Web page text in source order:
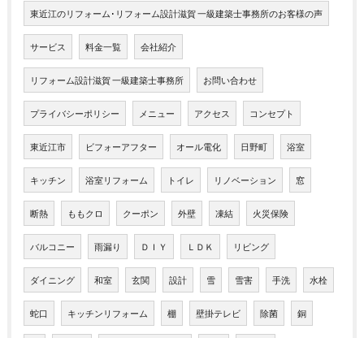
東近江のリフォーム･リフォーム設計滋賀 一級建築士事務所のお客様の声
サービス 料金一覧 会社紹介
リフォーム設計滋賀 一級建築士事務所 お問い合わせ
プライバシーポリシー メニュー アクセス コンセプト
東近江市 ビフォーアフター オール電化 日野町 浴室
キッチン 浴室リフォーム トイレ リノベーション 窓
断熱 ももクロ クーポン 外壁 凍結 火災保険
バルコニー 雨漏り ＤＩＹ ＬＤＫ リビング
ダイニング 和室 玄関 設計 雪 雪害 手洗 水栓
蛇口 キッチンリフォーム 棚 壁掛テレビ 除菌 銅